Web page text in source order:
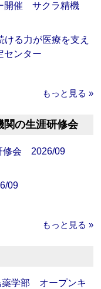
開催 サクラ精機
る力が医療を支え
ンター
もっと見る »
関の生涯研修会
修会 2026/09
09
もっと見る »
学部 オープンキ